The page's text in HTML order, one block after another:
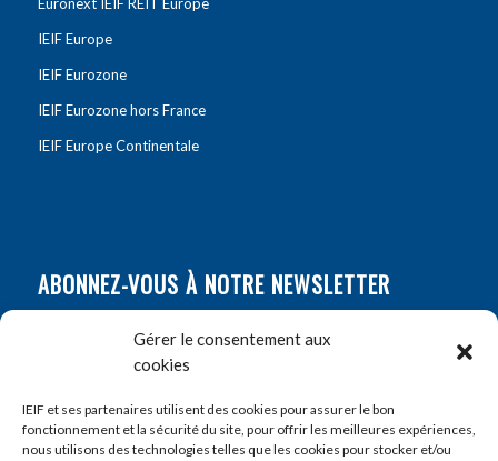
Gérer le consentement aux
cookies
IEIF et ses partenaires utilisent des cookies pour assurer le bon
fonctionnement et la sécurité du site, pour offrir les meilleures expériences,
nous utilisons des technologies telles que les cookies pour stocker et/ou
IEIF Europe
IEIF Eurozone
IEIF Eurozone hors France
IEIF Europe Continentale
ABONNEZ-VOUS À NOTRE NEWSLETTER
Prénom*